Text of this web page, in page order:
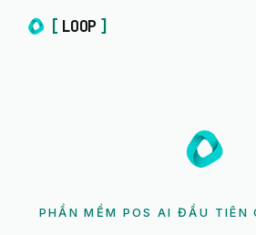
[ LOOP ]
PHẦN MỀM POS AI ĐẦU TIÊN